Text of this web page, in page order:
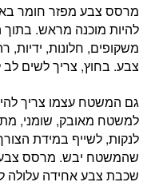
מרסס צבע מפזר חומר
להיות מוכנה מראש.
משקופים, חלונות,
צבע. בחוץ, צריך לשים
גם המשטח עצמו צריך
למשטח מאובק, שומני,
לנקות, לשייף במידת
שהמשטח יבש. מרסס צבע
שכבת צבע אחידה עלולה